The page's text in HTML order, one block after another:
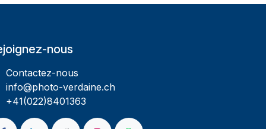
nous
Contactez-nous
info@photo-verdaine.ch​
​​+41(022)8401363